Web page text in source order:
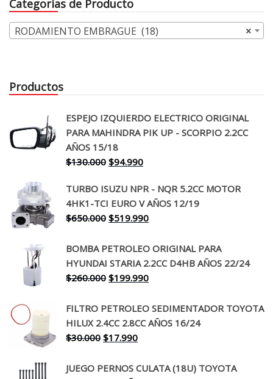
Categorías de Producto
×
RODAMIENTO EMBRAGUE (18)
Productos
ESPEJO IZQUIERDO ELECTRICO ORIGINAL
PARA MAHINDRA PIK UP - SCORPIO 2.2CC
AÑOS 15/18
$130.000 El
original
era:
$130.000.
$94.990El
actual
es:
$94.990.
TURBO ISUZU NPR - NQR 5.2CC MOTOR
4HK1-TCI EURO V AÑOS 12/19
$650.000 El
original
era:
$650.000.
$519.990El
actual
es:
$519.990.
BOMBA PETROLEO ORIGINAL PARA
HYUNDAI STARIA 2.2CC D4HB AÑOS 22/24
$260.000 El
original
era:
$260.000.
$199.990El
actual
es:
FILTRO PETROLEO SEDIMENTADOR TOYOTA
HILUX 2.4CC 2.8CC AÑOS 16/24
$30.000 El
original
$17.990El
actual
JUEGO PERNOS CULATA (18U) TOYOTA